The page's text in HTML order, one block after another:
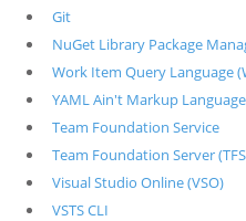
Git
NuGet Library Package
Work Item Query Language
YAML Ain't Markup
Team Foundation Service
Team Foundation Server
Visual Studio Online (VSO)
VSTS CLI